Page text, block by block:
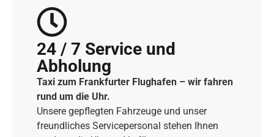
24 / 7 Service und
Abholung
Taxi zum Frankfurter Flughafen – wir fahren
rund um die Uhr.
Unsere gepflegten Fahrzeuge und unser
freundliches Servicepersonal stehen Ihnen